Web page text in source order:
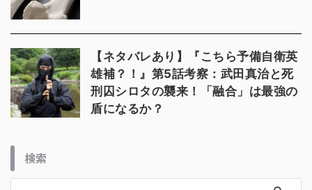
【ネタバレあり】『こちら予備自衛英
雄補？！』第5話考察：武田真治と死
刑囚シロタの襲来！「融合」は最強の
盾になるか？
検索